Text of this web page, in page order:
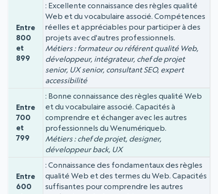
Entre
800
et
899
Excellente connaissance des règles qualité
Web et du vocabulaire associé. Compétences
réelles et appréciables pour participer à des
projets avec d'autres professionnels.
Métiers : formateur ou référent qualité Web,
développeur, intégrateur, chef de projet
senior, UX senior, consultant SEO, expert
accessibilité
Entre
700
et
799
Bonne connaissance des règles qualité Web
et du vocabulaire associé. Capacités à
comprendre et échanger avec les autres
professionnels du Wenumériqueb.
Métiers : chef de projet, designer,
développeur back, UX
Entre
600
Connaissance des fondamentaux des règles
qualité Web et des termes du Web. Capacités
suffisantes pour comprendre les autres